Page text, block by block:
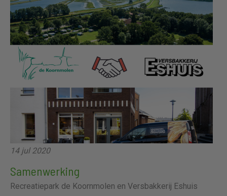
14 jul 2020
Samenwerking
Recreatiepark de Koornmolen en Versbakkerij Eshuis